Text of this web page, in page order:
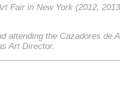
Fair in New York (2012,
attending the Cazadores de
Art Director.